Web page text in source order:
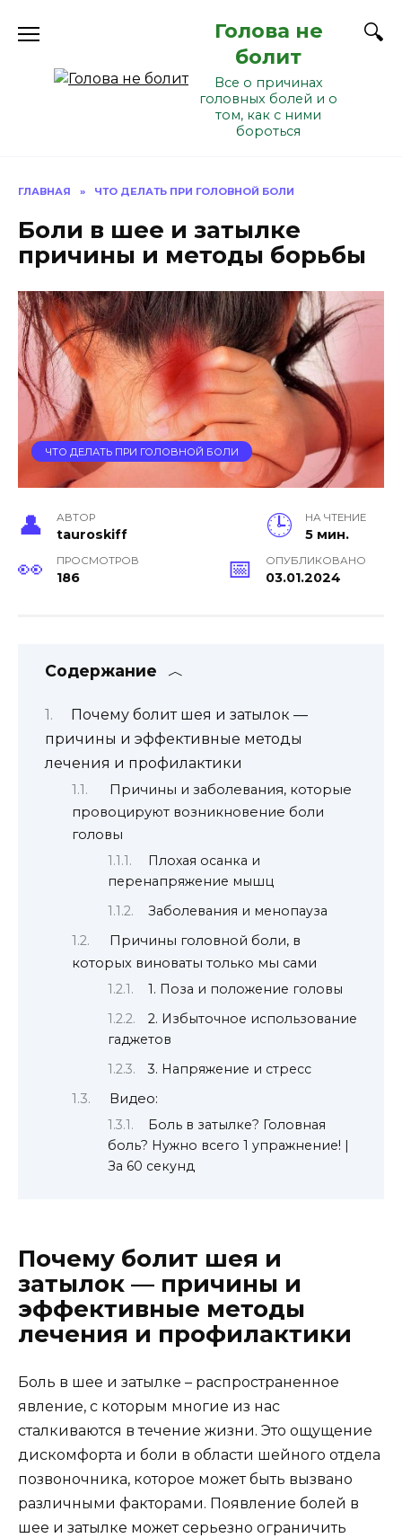
Голова не
болит
Все о причинах
головных болей и о
том, как с ними
бороться
ГЛАВНАЯ » ЧТО ДЕЛАТЬ ПРИ ГОЛОВНОЙ БОЛИ
Боли в шее и затылке
причины и методы борьбы
ЧТО ДЕЛАТЬ ПРИ ГОЛОВНОЙ БОЛИ
АВТОР
tauroskiff
НА ЧТЕНИЕ
5 мин.
ПРОСМОТРОВ
186
ОПУБЛИКОВАНО
03.01.2024
Содержание
Почему болит шея и затылок —
причины и эффективные методы
лечения и профилактики
Причины и заболевания, которые
провоцируют возникновение боли
головы
Плохая осанка и
перенапряжение мышц
Заболевания и менопауза
Причины головной боли, в
которых виноваты только мы сами
1. Поза и положение головы
2. Избыточное использование
гаджетов
3. Напряжение и стресс
Видео:
Боль в затылке? Головная
боль? Нужно всего 1 упражнение! |
За 60 секунд
Почему болит шея и
затылок — причины и
эффективные методы
лечения и профилактики
Боль в шее и затылке – распространенное
явление, с которым многие из нас
сталкиваются в течение жизни. Это ощущение
дискомфорта и боли в области шейного отдела
позвоночника, которое может быть вызвано
различными факторами. Появление болей в
шее и затылке может серьезно ограничить